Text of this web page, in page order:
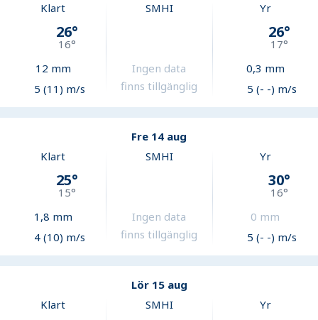
Klart
26°
16°
12 mm
5 (11) m/s
SMHI
Ingen data
finns tillgänglig
Yr
26°
17°
0,3 mm
5 (- -) m/s
Fre 14 aug
Klart
25°
15°
1,8 mm
4 (10) m/s
SMHI
Ingen data
finns tillgänglig
Yr
30°
16°
0 mm
5 (- -) m/s
Lör 15 aug
Klart
SMHI Yr